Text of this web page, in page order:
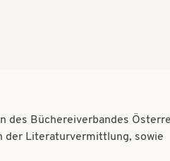
des Büchereiverbandes
der Literaturvermittlung, sowie